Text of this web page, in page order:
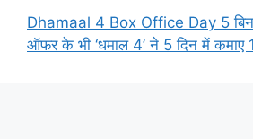
Dhamaal 4 Box Office Day 5
ऑफर के भी ‘धमाल 4’ ने 5 दिन में कमाए